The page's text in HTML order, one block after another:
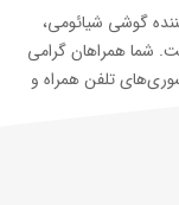
گوشی شیائومی،
شما همراهان گرامی
تلفن همراه و